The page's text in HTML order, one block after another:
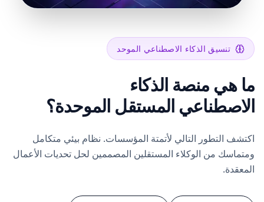
تنسيق الذكاء الاصطناعي الموحد
هي منصة الذكاء
المستقل الموحدة؟
التطور التالي لأتمتة المؤسسات. نظام بيئي متكامل
من الوكلاء المستقلين المصممين لحل تحديات الأعمال